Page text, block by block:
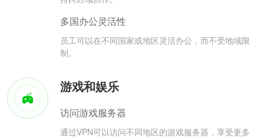
多国办公灵活性
员工可以在不同国家或地区灵活办公，而不受地域限
制。
游戏和娱乐
访问游戏服务器
通过VPN可以访问不同地区的游戏服务器，享受更多